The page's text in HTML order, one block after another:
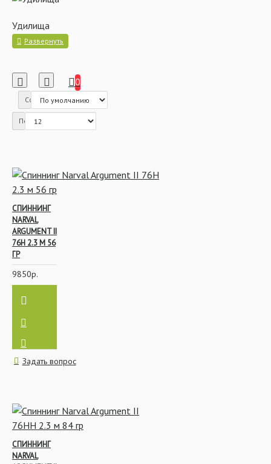
Удилища
0
Сортировка:
Показать:
СПИННИНГ
NARVAL
ARGUMENT II
76H 2.3 М 56
ГР
9850р.
Задать вопрос
СПИННИНГ
NARVAL